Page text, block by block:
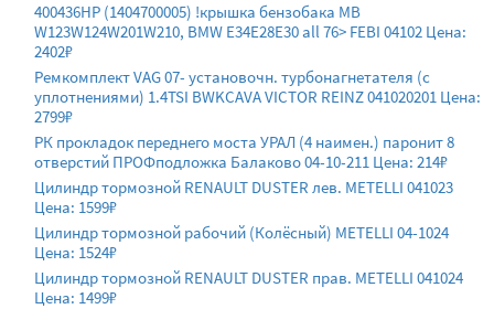
400436HP (1404700005) !крышка бензобака MB
W123W124W201W210, BMW E34E28E30 all 76> FEBI 04102 Цена:
2402₽
Ремкомплект VAG 07- установочн. турбонагнетателя (с
уплотнениями) 1.4TSI BWKCAVA VICTOR REINZ 041020201 Цена:
2799₽
РК прокладок переднего моста УРАЛ (4 наимен.) паронит 8
отверстий ПРОФподложка Балаково 04-10-211 Цена: 214₽
Цилиндр тормозной RENAULT DUSTER лев. METELLI 041023
Цена: 1599₽
Цилиндр тормозной рабочий (Колёсный) METELLI 04-1024
Цена: 1524₽
Цилиндр тормозной RENAULT DUSTER прав. METELLI 041024
Цена: 1499₽